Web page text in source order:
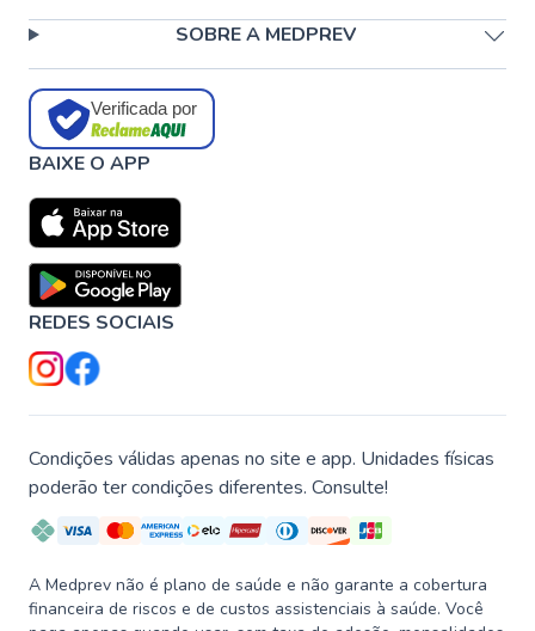
SOBRE A MEDPREV
Verificada por
BAIXE O APP
REDES SOCIAIS
Condições válidas apenas no site e app. Unidades físicas
poderão ter condições diferentes. Consulte!
A Medprev não é plano de saúde e não garante a cobertura
financeira de riscos e de custos assistenciais à saúde. Você